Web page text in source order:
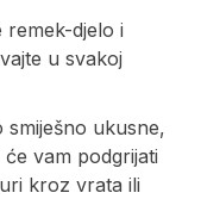
djelo i
u svakoj
smiješno ukusne,
vam podgrijati
kroz vrata ili